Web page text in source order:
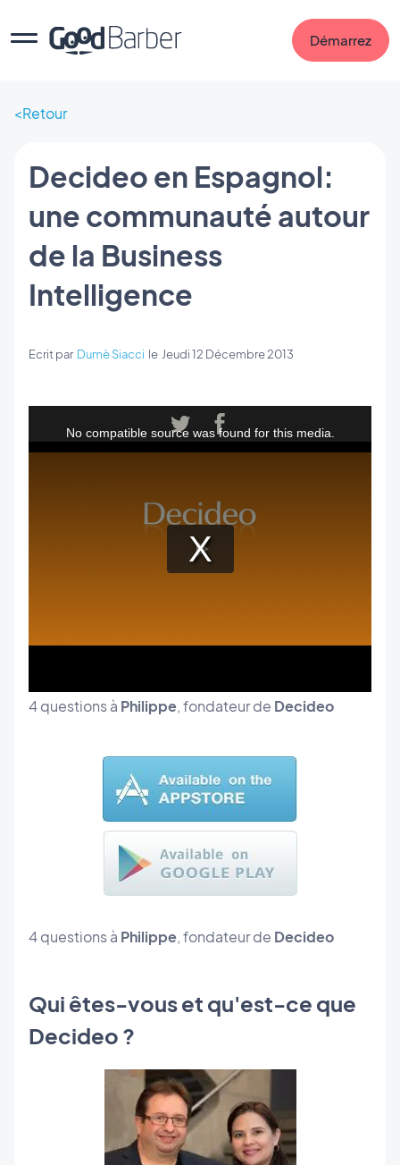
Démarrez
Retour
Decideo en Espagnol:
une communauté autour
de la Business
Intelligence
Ecrit par Dumè Siacci le Jeudi 12 Décembre 2013
4 questions à Philippe, fondateur de Decideo
4 questions à Philippe, fondateur de Decideo
Qui êtes-vous et qu'est-ce que
Decideo ?